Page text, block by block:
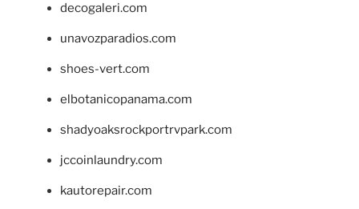
decogaleri.com
unavozparadios.com
shoes-vert.com
elbotanicopanama.com
shadyoaksrockportrvpark.com
jccoinlaundry.com
kautorepair.com